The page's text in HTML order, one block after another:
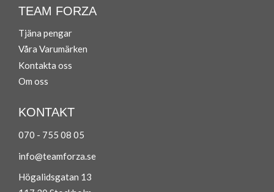
TEAM FORZA
Tjäna pengar
Våra Varumärken
Kontakta oss
Om oss
KONTAKT
070 - 755 08 05
info@teamforza.se
Högalidsgatan 13